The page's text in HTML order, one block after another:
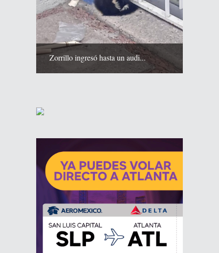
Zorrillo ingresó hasta un audi...